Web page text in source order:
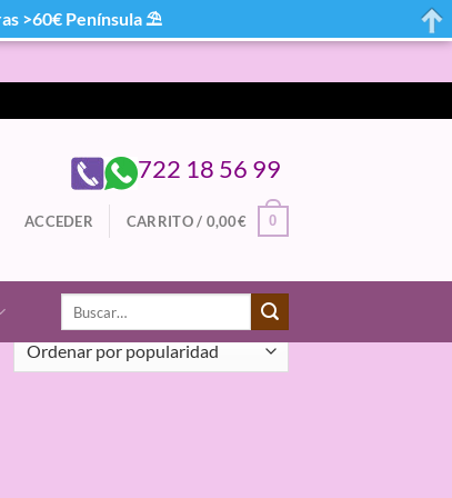
722 18 56 99
ACCEDER CARRITO / 0,00€ 0
Buscar
por
>60€ Península ⛱